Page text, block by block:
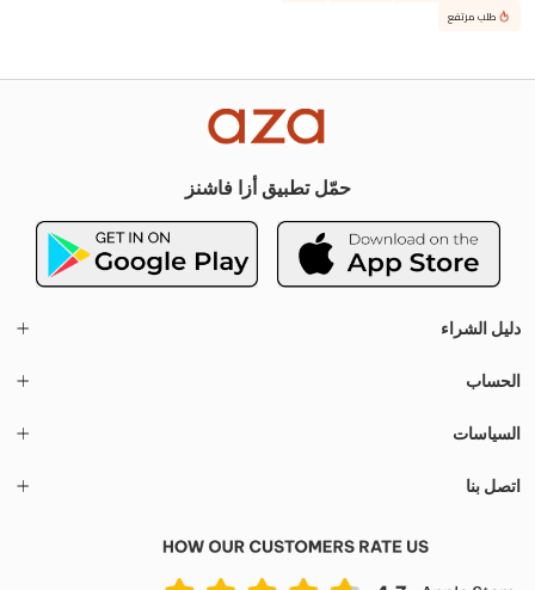
طلب مرتفع
حمّل تطبيق أزا فاشنز
دليل الشراء
الحساب
السياسات
اتصل بنا